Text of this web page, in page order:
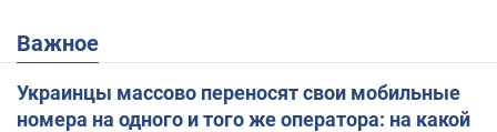
Важное
Украинцы массово переносят свои мобильные
номера на одного и того же оператора: на какой